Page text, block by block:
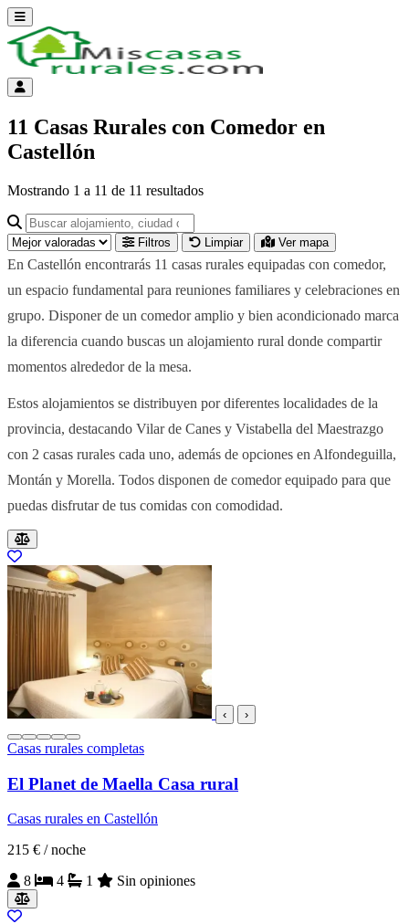
Abrir menú
Menú de cuenta
11 Casas Rurales con Comedor en
Castellón
Mostrando 1 a 11 de 11 resultados
Buscar alojamiento, ciudad o provincia para ir a su página
Filtros Limpiar Ver mapa
En Castellón encontrarás 11 casas rurales equipadas con comedor,
un espacio fundamental para reuniones familiares y celebraciones en
grupo. Disponer de un comedor amplio y bien acondicionado marca
la diferencia cuando buscas un alojamiento rural donde compartir
momentos alrededor de la mesa.
Estos alojamientos se distribuyen por diferentes localidades de la
provincia, destacando Vilar de Canes y Vistabella del Maestrazgo
con 2 casas rurales cada uno, además de opciones en Alfondeguilla,
Montán y Morella. Todos disponen de comedor equipado para que
puedas disfrutar de tus comidas con comodidad.
Resultados del listado
‹ ›
Casas rurales completas
El Planet de Maella Casa rural
Casas rurales en Castellón
215 € / noche
8
4 1 Sin opiniones